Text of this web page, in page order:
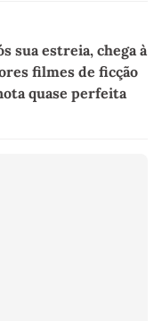
sua estreia, chega à
filmes de ficção
quase perfeita